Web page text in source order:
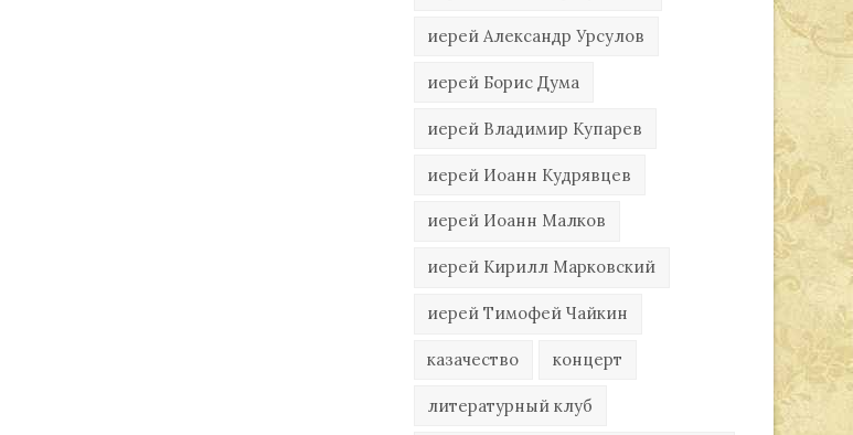
иерей Александр Урсулов
иерей Борис Дума
иерей Владимир Купарев
иерей Иоанн Кудрявцев
иерей Иоанн Малков
иерей Кирилл Марковский
иерей Тимофей Чайкин
казачество концерт
литературный клуб